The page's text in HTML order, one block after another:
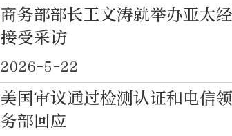
商务部部长王文涛就举办亚太
接受采访
2026-5-22
美国审议通过检测认证和电信
务部回应